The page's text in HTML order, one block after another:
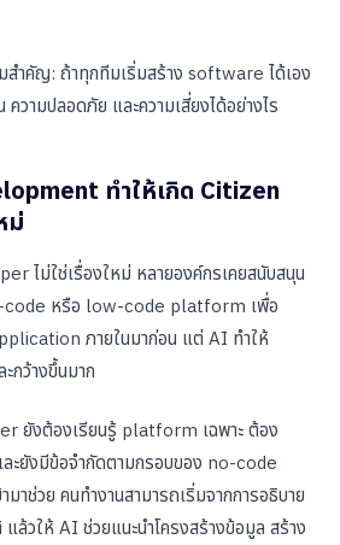
สำคัญ: ถ้าทุกทีมเริ่มสร้าง software ได้เอง
วามปลอดภัย และความเสี่ยงได้อย่างไร
ทำให้เกิด Citizen
ม่
ไม่ใช่เรื่องใหม่ หลายองค์กรเคยสนับสนุน
code หรือ low-code platform เพื่อ
ภายในมาก่อน แต่ AI ทำให้
กว้างขึ้นมาก
ยังต้องเรียนรู้ platform เฉพาะ ต้อง
ะยังมีข้อจำกัดตามกรอบของ no-code
ช่วย คนทำงานสามารถเริ่มจากการอธิบาย
ล้วให้ AI ช่วยแนะนำโครงสร้างข้อมูล สร้าง